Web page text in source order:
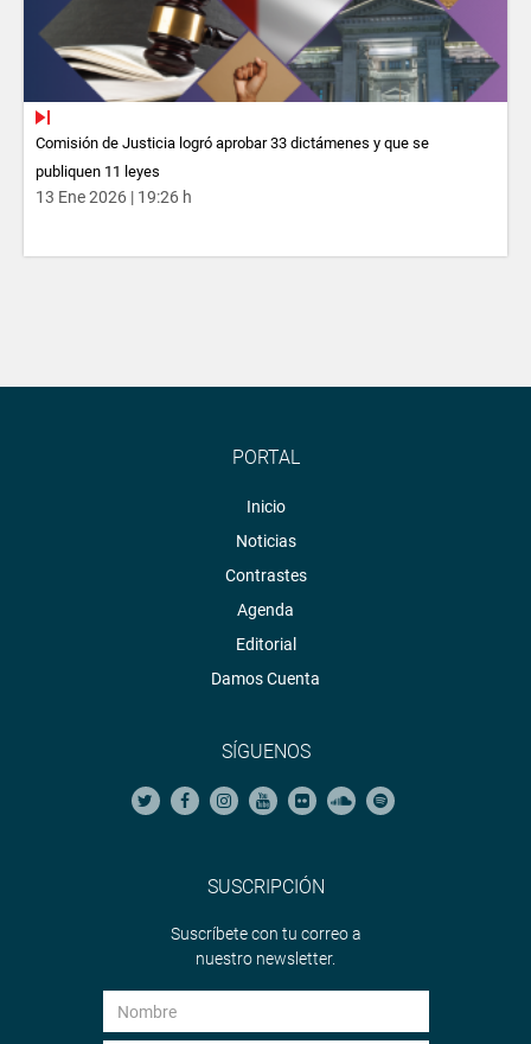
Comisión de Justicia logró aprobar 33 dictámenes y que se
publiquen 11 leyes
13 Ene 2026 | 19:26 h
PORTAL
Inicio
Noticias
Contrastes
Agenda
Editorial
Damos Cuenta
SÍGUENOS
SUSCRIPCIÓN
Suscríbete con tu correo a
nuestro newsletter.